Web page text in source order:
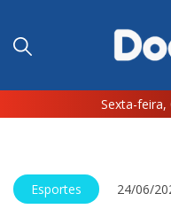
Sexta-feira,
Esportes 24/06/